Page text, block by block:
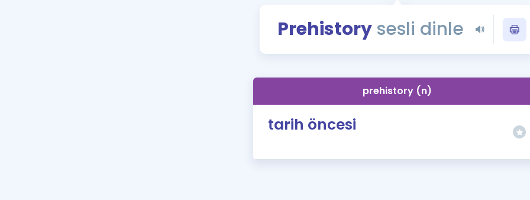
YDS - YÖKDİL
İngilizce
Prehistorysesli dinle
prehistory (n)
tarih öncesi